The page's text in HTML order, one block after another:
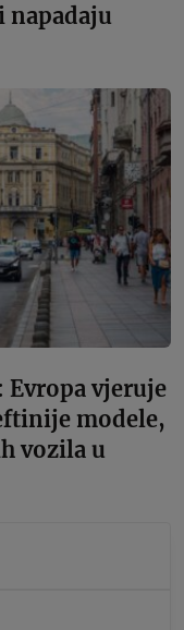
napadaju
vjeruje
modele,
vozila u